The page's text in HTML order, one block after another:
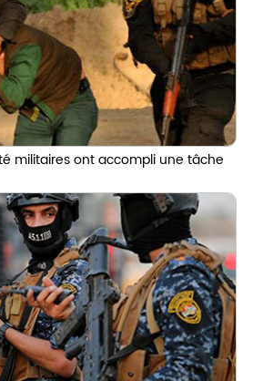
militaires ont accompli une tâche